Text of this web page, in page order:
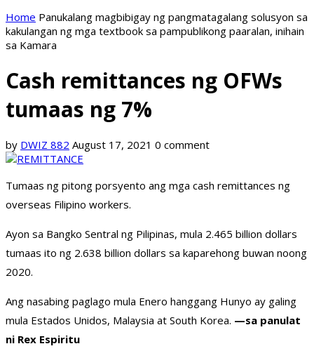
Home Panukalang magbibigay ng pangmatagalang solusyon sa
kakulangan ng mga textbook sa pampublikong paaralan, inihain
sa Kamara
Cash remittances ng OFWs
tumaas ng 7%
by DWIZ 882 August 17, 2021 0 comment
Tumaas ng pitong porsyento ang mga cash remittances ng
overseas Filipino workers.
Ayon sa Bangko Sentral ng Pilipinas, mula 2.465 billion dollars
tumaas ito ng 2.638 billion dollars sa kaparehong buwan noong
2020.
Ang nasabing paglago mula Enero hanggang Hunyo ay galing
mula Estados Unidos, Malaysia at South Korea. —sa panulat
ni Rex Espiritu